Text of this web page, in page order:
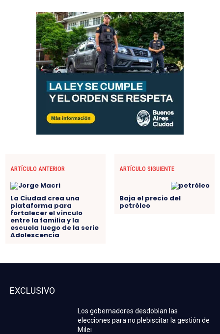
ARTÍCULO ANTERIOR
La Ciudad crea una
plataforma para
fortalecer el vínculo
entre la familia y la
escuela luego de la serie
Adolescencia
ARTÍCULO SIGUIENTE
Baja el precio del
petróleo
EXCLUSIVO
Los gobernadores desdoblan las
elecciones para no plebiscitar la gestión de
Milei